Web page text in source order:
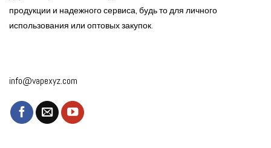
продукции и надежного сервиса, будь то для личного
использования или оптовых закупок.
info@vapexyz.com